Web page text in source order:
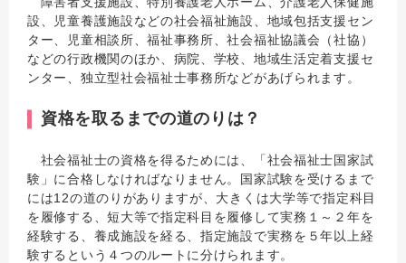
設、児童養護施設などの社会福祉施設、地域包括支援セン
ター、児童相談所、福祉事務所、社会福祉協議会（社協）
などの行政機関のほか、病院、学校、地域生活定着支援セ
ンター、独立型社会福祉士事務所などがあげられます。
資格を取るまでの道のりは？
社会福祉士の資格を得るためには、「社会福祉士国家試
験」に合格しなければなりません。国家試験を受けるまで
には12の道のりがありますが、大きくは大学等で指定科目
を履修する、短大等で指定科目を履修して実務１～２年を
経験する、養成施設を経る、指定施設で実務を５年以上経
験するという４つのルートに分けられます。